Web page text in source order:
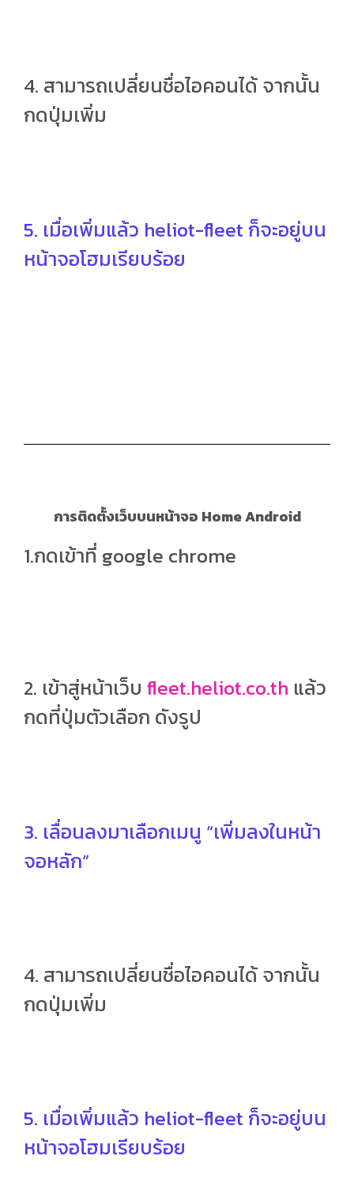
4. สามารถเปลี่ยนชื่อไอคอนได้ จากนั้น
กดปุ่มเพิ่ม
5. เมื่อเพิ่มแล้ว heliot-fleet ก็จะอยู่บน
หน้าจอโฮมเรียบร้อย
การติดตั้งเว็บบนหน้าจอ Home Android
1.กดเข้าที่ google chrome
2. เข้าสู่หน้าเว็บ fleet.heliot.co.th แล้ว
กดที่ปุ่มตัวเลือก ดังรูป
3. เลื่อนลงมาเลือกเมนู “เพิ่มลงในหน้า
จอหลัก”
4. สามารถเปลี่ยนชื่อไอคอนได้ จากนั้น
กดปุ่มเพิ่ม
5. เมื่อเพิ่มแล้ว heliot-fleet ก็จะอยู่บน
หน้าจอโฮมเรียบร้อย